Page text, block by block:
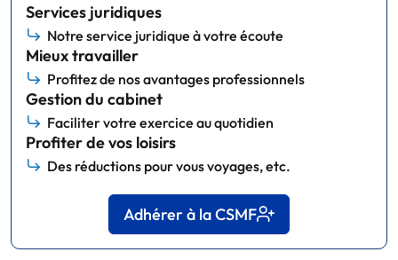
Services juridiques
Notre service juridique à votre écoute
Mieux travailler
Profitez de nos avantages professionnels
Gestion du cabinet
Faciliter votre exercice au quotidien
Profiter de vos loisirs
Des réductions pour vous voyages, etc.
Adhérer à la CSMF